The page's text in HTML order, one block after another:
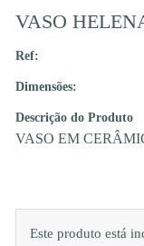
VASO
Ref:
Dimensões:
Descrição do Produto
VASO EM
Este produto está